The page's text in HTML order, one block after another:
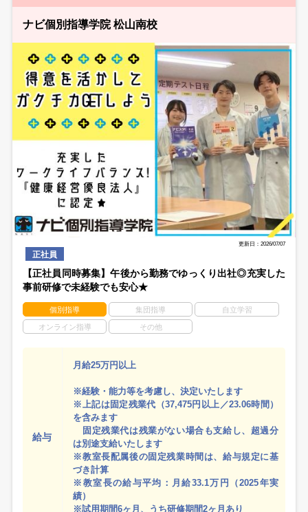
ナビ個別指導学院 松山南校
更新日：2026/07/07
正社員
【正社員同時募集】午後から勤務でゆっくり出社◎充実した
事前研修で未経験でも安心★
個別指導 集団指導 自立学習
オンライン指導 その他
給与
月給25万円以上
※経験・能力等を考慮し、決定いたします
※上記は固定残業代（37,475円以上／23.06時間）
を含みます
固定残業代は残業がない場合も支給し、超過分
は別途支給いたします
※教室長配属後の固定残業時間は、給与規定に基
づき計算
※教室長の給与平均：月給33.1万円（2025年実
績）
※試用期間6ヶ月、うち研修期間2ヶ月あり